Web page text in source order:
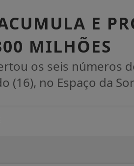
E
MILHÕES
os seis números
(16), no Espaço da